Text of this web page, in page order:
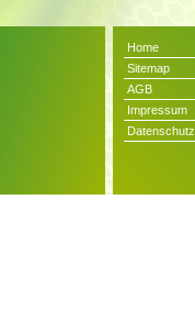
Home
Sitemap
AGB
Impressum
Datenschutz